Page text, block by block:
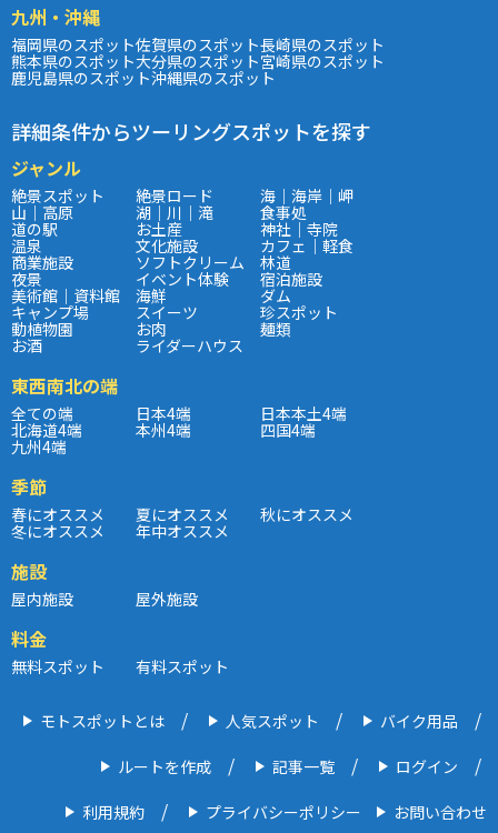
九州・沖縄
福岡県のスポット佐賀県のスポット長崎県のスポット
熊本県のスポット大分県のスポット宮崎県のスポット
鹿児島県のスポット沖縄県のスポット
詳細条件からツーリングスポットを探す
ジャンル
絶景スポット 絶景ロード 海｜海岸｜岬
山｜高原 湖｜川｜滝 食事処
道の駅 お土産 神社｜寺院
温泉 文化施設 カフェ｜軽食
商業施設 ソフトクリーム 林道
夜景 イベント体験 宿泊施設
美術館｜資料館 海鮮 ダム
キャンプ場 スイーツ 珍スポット
動植物園 お肉 麺類
お酒 ライダーハウス
東西南北の端
全ての端 日本4端 日本本土4端
北海道4端 本州4端 四国4端
九州4端
季節
春にオススメ 夏にオススメ 秋にオススメ
冬にオススメ 年中オススメ
施設
屋内施設 屋外施設
料金
無料スポット 有料スポット
モトスポットとは 人気スポット バイク用品
ルートを作成 記事一覧 ログイン
利用規約 プライバシーポリシー お問い合わせ